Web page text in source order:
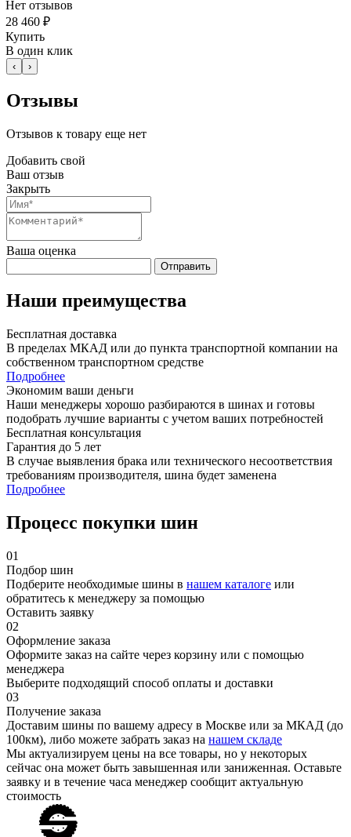
Нет отзывов
28 460 ₽
Купить
В один клик
‹ ›
Отзывы
Отзывов к товару еще нет
Добавить свой
Ваш отзыв
Закрыть
Ваша оценка
Отправить
Наши преимущества
Бесплатная доставка
В пределах МКАД или до пункта транспортной компании на
собственном транспортном средстве
Подробнее
Экономим ваши деньги
Наши менеджеры хорошо разбираются в шинах и готовы
подобрать лучшие варианты с учетом ваших потребностей
Бесплатная консультация
Гарантия до 5 лет
В случае выявления брака или технического несоответствия
требованиям производителя, шина будет заменена
Подробнее
Процесс покупки шин
01
Подбор шин
Подберите необходимые шины в нашем каталоге или
обратитесь к менеджеру за помощью
Оставить заявку
02
Оформление заказа
Оформите заказ на сайте через корзину или с помощью
менеджера
Выберите подходящий способ оплаты и доставки
03
Получение заказа
Доставим шины по вашему адресу в Москве или за МКАД (до
100км), либо можете забрать заказ на нашем складе
Мы актуализируем цены на все товары, но у некоторых
сейчас она может быть завышенная или заниженная. Оставьте
заявку и в течение часа менеджер сообщит актуальную
стоимость